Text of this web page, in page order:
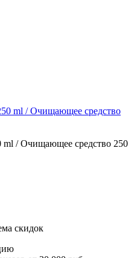
/ Очищающее средство 250
скидок